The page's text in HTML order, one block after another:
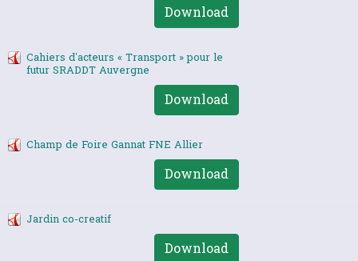
Download
Cahiers d’acteurs « Transport » pour le
futur SRADDT Auvergne
Download
Champ de Foire Gannat FNE Allier
Download
Jardin co-creatif
Download